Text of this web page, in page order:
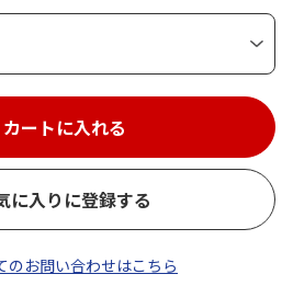
カートに入れる
に入りに登録する
のお問い合わせはこちら